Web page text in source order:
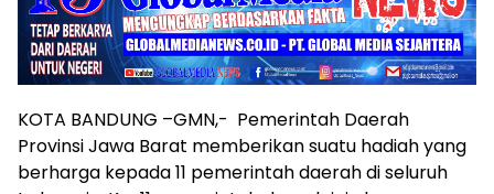
KOTA BANDUNG –GMN,- Pemerintah Daerah
Provinsi Jawa Barat memberikan suatu hadiah yang
berharga kepada 11 pemerintah daerah di seluruh